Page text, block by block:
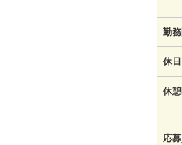
勤
休
休
応